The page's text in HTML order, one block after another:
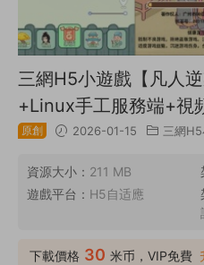
三網H5小遊戲【凡人
+Linux手工服務端+視
原創 2026-01-15 三網
資源大小： 211 MB
遊戲平台： H5自适應
下載價格 30 米币，VIP免費